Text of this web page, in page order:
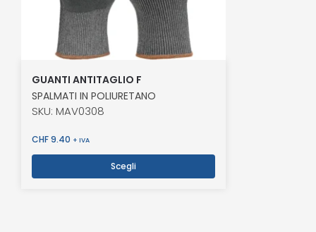
GUANTI ANTITAGLIO F
SPALMATI IN POLIURETANO
SKU: MAV0308
CHF9.40 + IVA
Scegli